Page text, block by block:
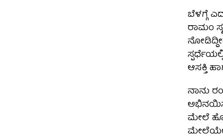
ಬೆಳಗ್ಗೆ
ರಾಮಂ
ಆಸಕ್ತಿ
ನಾನು
ಮೇಲೆ
ಮೇಲೆಯೇ